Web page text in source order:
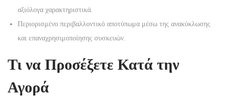
αξιόλογα χαρακτηριστικά.
Περιορισμένο περιβαλλοντικό αποτύπωμα μέσω της ανακύκλωσης
και επαναχρησιμοποίησης συσκευών.
Τι να Προσέξετε Κατά την
Αγορά